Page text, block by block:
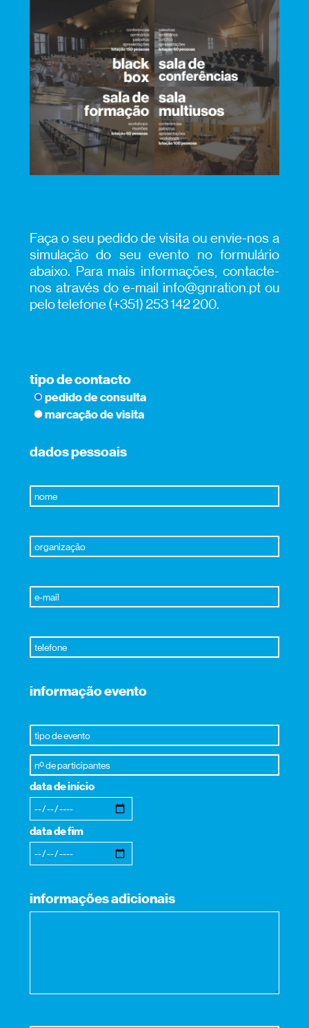
Faça o seu pedido de visita ou envie-nos a
simulação do seu evento no formulário
abaixo. Para mais informações, contacte-
nos através do e-mail info@gnration.pt ou
pelo telefone (+351) 253 142 200.
tipo de contacto
pedido de consulta
marcação de visita
dados pessoais
informação evento
data de início
data de fim
informações adicionais